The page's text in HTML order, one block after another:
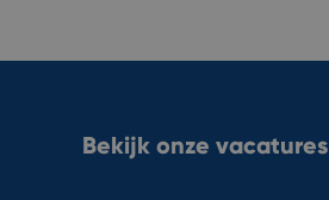
Bekijk onze vacatures